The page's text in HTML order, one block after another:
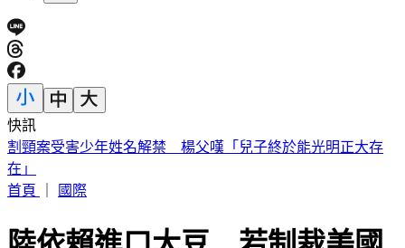
快訊
明知蘇丹紅超標4倍還賣 雲林黑心商扯「吃了不會怎樣」遭
重判
首頁
國際